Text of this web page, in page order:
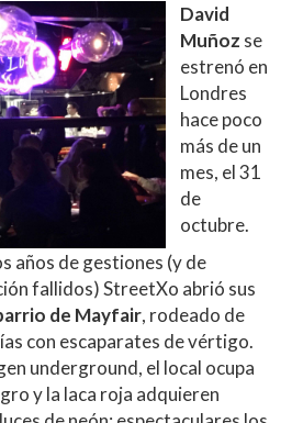
David
Muñoz se
estrenó en
Londres
hace poco
más de un
mes, el 31
de
octubre.
años de gestiones (y de
fallidos) StreetXo abrió sus
de Mayfair, rodeado de
con escaparates de vértigo.
underground, el local ocupa
y la laca roja adquieren